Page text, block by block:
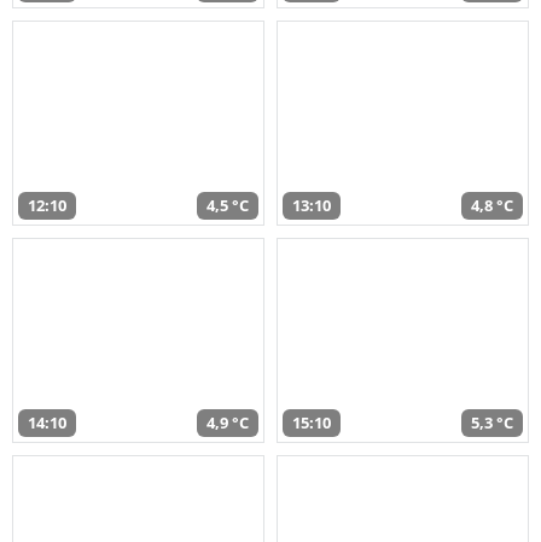
12:10 4,5 °C 13:10 4,8 °C
14:10 4,9 °C 15:10 5,3 °C